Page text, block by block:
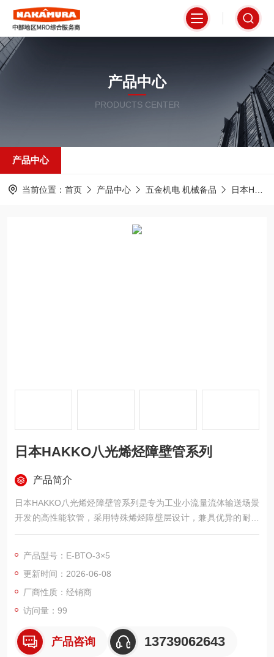
产品中心
PRODUCTS CENTER
产品中心
当前位置： 首页 产品中心 五金机电 机械备品 日本HAKKO八光
日本HAKKO八光烯烃障壁管系列
产品简介
日本HAKKO八光烯烃障壁管系列是专为工业小流量流体输送场景
开发的高性能软管，采用特殊烯烃障壁层设计，兼具优异的耐化
学腐蚀性能与低溶出低吸附特性，可稳定输送各类有机溶剂、腐
的洁净与耐腐蚀输送需求，为工业流体传输提供可靠保障。
产品型号：E-BTO-3×5
更新时间：2026-06-08
厂商性质：经销商
访问量：99
产品咨询 13739062643